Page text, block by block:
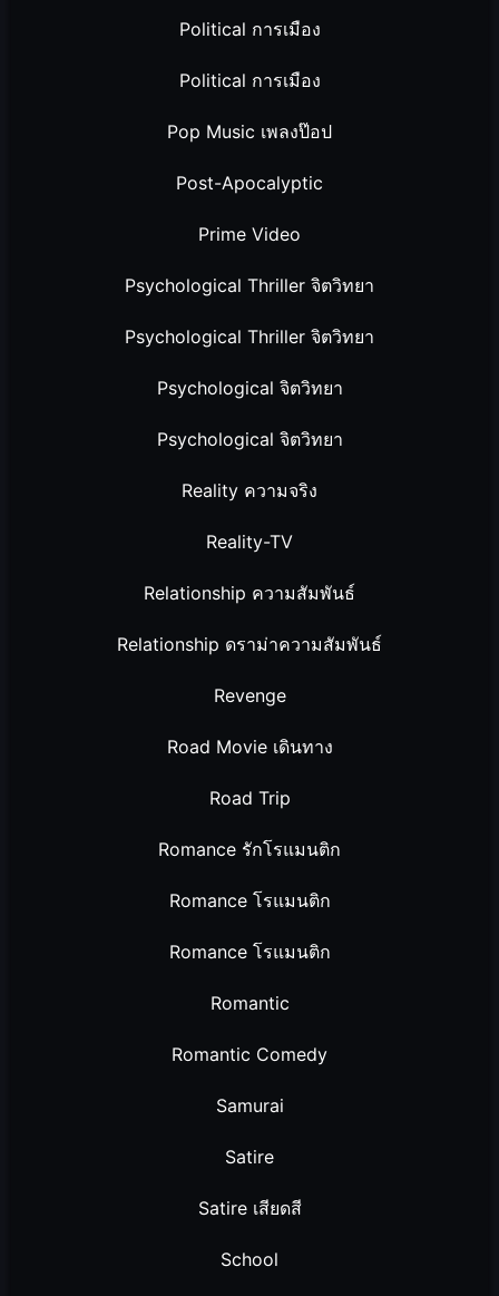
Political การเมือง
Political การเมือง
Pop Music เพลงป๊อป
Post-Apocalyptic
Prime Video
Psychological Thriller จิตวิทยา
Psychological Thriller จิตวิทยา
Psychological จิตวิทยา
Psychological จิตวิทยา
Reality ความจริง
Reality-TV
Relationship ความสัมพันธ์
Relationship ดราม่าความสัมพันธ์
Revenge
Road Movie เดินทาง
Road Trip
Romance รักโรแมนติก
Romance โรแมนติก
Romance โรแมนติก
Romantic
Romantic Comedy
Samurai
Satire
Satire เสียดสี
School